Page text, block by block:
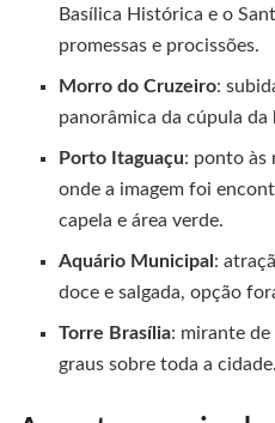
Basílica Histórica e o
promessas e procissões.
Morro do Cruzeiro:
panorâmica da cúpula da
Porto Itaguaçu: ponto às
onde a imagem foi
capela e área verde.
Aquário Municipal :
doce e salgada, opção
Torre Brasília: mirante
graus sobre toda a cidade.